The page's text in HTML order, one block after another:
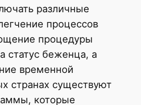
различные
процессов
процедуры
статус беженца, а
временной
странах существуют
которые